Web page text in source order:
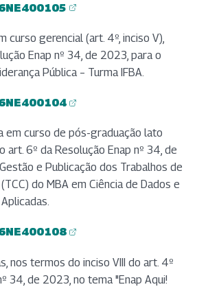
curso gerencial (art. 4º, inciso V),
Enap nº 34, de 2023, para o
Pública – Turma IFBA.
em curso de pós-graduação lato
art. 6º da Resolução Enap nº 34, de
e Publicação dos Trabalhos de
do MBA em Ciência de Dados e
nos termos do inciso VIII do art. 4º
34, de 2023, no tema "Enap Aqui!